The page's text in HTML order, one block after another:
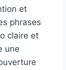
et
phrases
claire et
une